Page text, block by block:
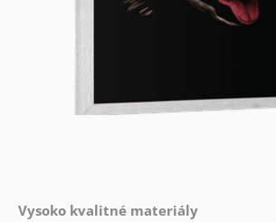
Vysoko kvalitné materiály